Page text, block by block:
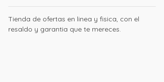
Tienda de ofertas en linea y fisica, con el
resaldo y garantia que te mereces.